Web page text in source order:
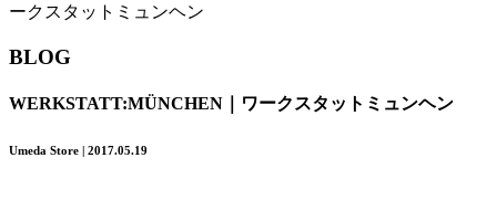
ークスタットミュンヘン
BLOG
WERKSTATT:MÜNCHEN｜ワークスタットミュンヘン
Umeda Store | 2017.05.19